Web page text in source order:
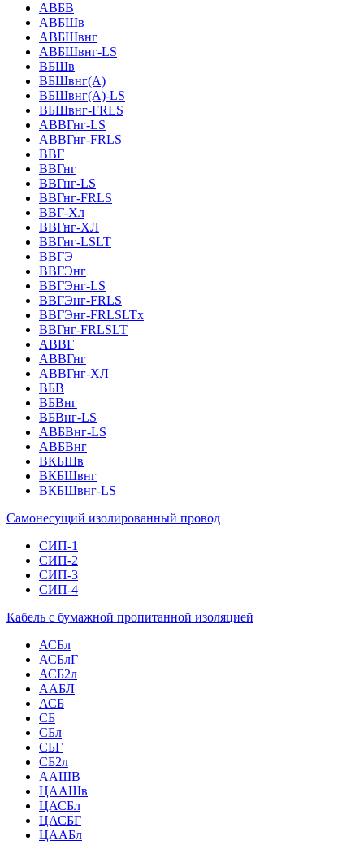
АВБВ
АВБШв
АВБШвнг
АВБШвнг-LS
ВБШв
ВБШвнг(A)
ВБШвнг(А)-LS
ВБШвнг-FRLS
АВВГнг-LS
АВВГнг-FRLS
ВВГ
ВВГнг
ВВГнг-LS
ВВГнг-FRLS
ВВГ-Хл
ВВГнг-ХЛ
ВВГнг-LSLT
ВВГЭ
ВВГЭнг
ВВГЭнг-LS
ВВГЭнг-FRLS
ВВГЭнг-FRLSLTх
ВВГнг-FRLSLT
АВВГ
АВВГнг
АВВГнг-ХЛ
ВБВ
ВБВнг
ВБВнг-LS
АВБВнг-LS
АВБВнг
ВКБШв
ВКБШвнг
ВКБШвнг-LS
Самонесущий изолированный провод
СИП-1
СИП-2
СИП-3
СИП-4
Кабель с бумажной пропитанной изоляцией
АСБл
АСБлГ
АСБ2л
ААБЛ
АСБ
СБ
СБл
СБГ
СБ2л
ААШВ
ЦААШв
ЦАСБл
ЦАСБГ
ЦААБл